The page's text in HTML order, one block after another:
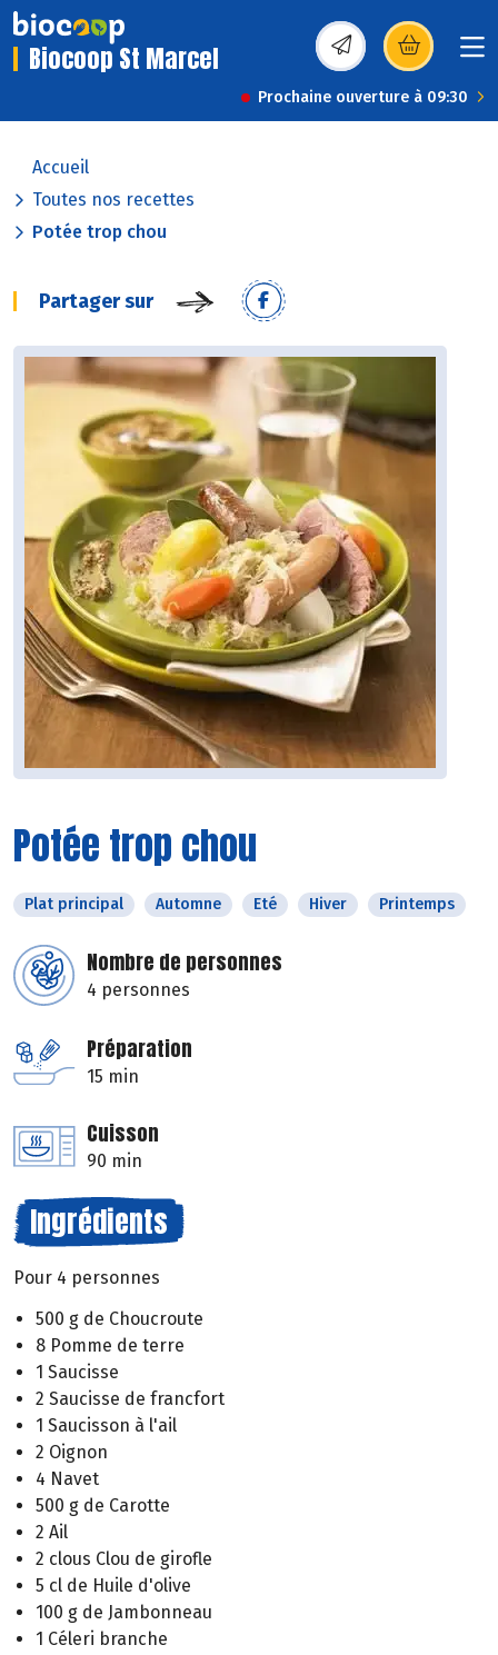
Biocoop St Marcel (s’ouvre dans une
Prochaine ouverture à 09:30
Accueil
Toutes nos recettes
Potée trop chou
Partager sur
Potée trop chou
Plat principal Automne Eté Hiver Printemps
Nombre de personnes
4 personnes
Préparation
15 min
Cuisson
90 min
Ingrédients
Pour 4 personnes
500 g de Choucroute
8 Pomme de terre
1 Saucisse
2 Saucisse de francfort
1 Saucisson à l'ail
2 Oignon
4 Navet
500 g de Carotte
2 Ail
2 clous Clou de girofle
5 cl de Huile d'olive
100 g de Jambonneau
1 Céleri branche